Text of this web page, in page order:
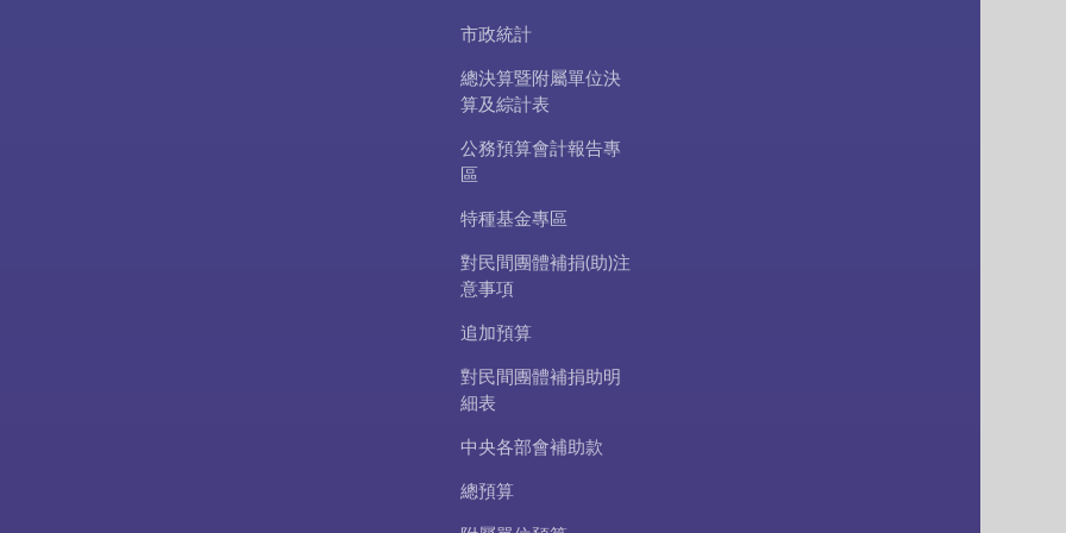
市政統計
總決算暨附屬單位決
算及綜計表
公務預算會計報告專
區
特種基金專區
對民間團體補捐(助)注
意事項
追加預算
對民間團體補捐助明
細表
中央各部會補助款
總預算